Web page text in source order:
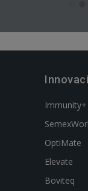
Immunity+
OptiMate
Elevate
Boviteq